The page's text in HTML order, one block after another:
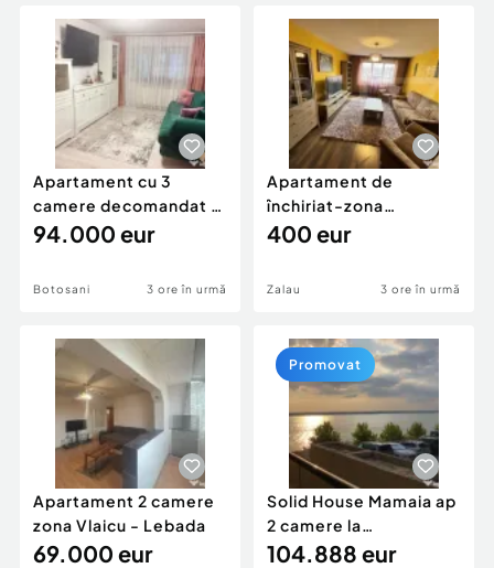
Servicii
Animale de companie
Afaceri și echipamente profesionale
Inchiriere Bunuri si Vehicule
Utilaje agricole si industriale
Piese auto si accesorii
Dacia Duster
Apartament cu 3
camere decomandat -
renovat - Bucovina -
94.000 eur
Botosani 3 ore în urmă
Apartament de
închiriat-zona
ultracentrală
400 eur
Zalau 3 ore în urmă
Apartament 2 camere
zona Vlaicu - Lebada
69.000 eur
Solid House Mamaia ap
2 camere la
cheie,langa Mega
104.888 eur
Promovat